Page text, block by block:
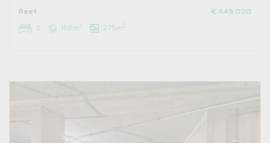
Reet
€ 449.000
2
158m2 275m2